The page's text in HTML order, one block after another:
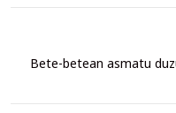
Bete-betean asmatu